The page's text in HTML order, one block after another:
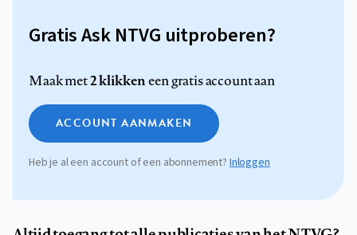
Gratis Ask NTVG uitproberen?
Maak met2 klikkeneen gratis account aan
ACCOUNT AANMAKEN
Heb je al een account of een abonnement? Inloggen